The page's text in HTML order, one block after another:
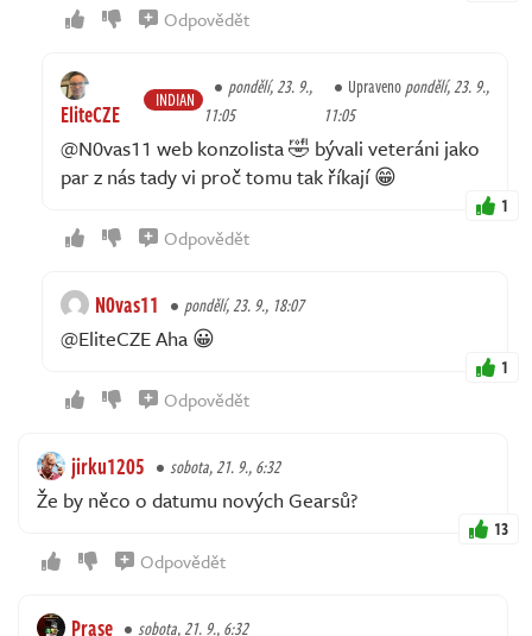
Odpovědět
EliteCZE INDIAN
pondělí, 23. 9.,
11:05
Upravenopondělí, 23. 9.,
11:05
@N0vas11 web konzolista 🤣 bývali veteráni jako
par z nás tady vi proč tomu tak říkají 😁
1
Odpovědět
N0vas11 pondělí, 23. 9., 18:07
@EliteCZE Aha 😀
1
Odpovědět
jirku1205 sobota, 21. 9., 6:32
Že by něco o datumu nových Gearsů?
13
Odpovědět
Prase sobota, 21. 9., 6:32